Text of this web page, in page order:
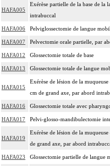
HAFA005
Exérèse partielle de la base de la
intrabuccal
HAFA006 Pelviglossectomie de langue
HAFA007 Pelvectomie orale partielle, par
HAFA012 Glossectomie totale de base
HAFA013 Glossectomie totale de langue
HAFA015
Exérèse de lésion de la
cm de grand axe, par abord
HAFA016 Glossectomie totale avec
HAFA017 Pelvi-glosso-mandibulectomie
HAFA019
Exérèse de lésion de la
de grand axe, par abord
HAFA023 Glossectomie partielle de langue